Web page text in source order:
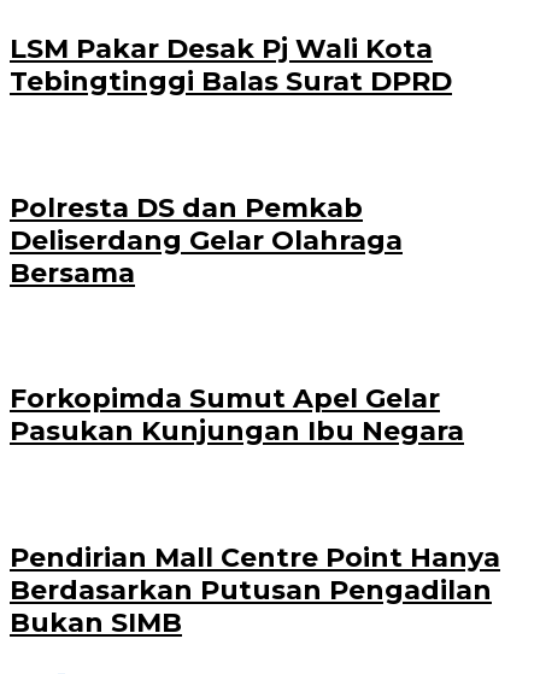
LSM Pakar Desak Pj Wali Kota
Tebingtinggi Balas Surat DPRD
Polresta DS dan Pemkab
Deliserdang Gelar Olahraga
Bersama
Forkopimda Sumut Apel Gelar
Pasukan Kunjungan Ibu Negara
Pendirian Mall Centre Point Hanya
Berdasarkan Putusan Pengadilan
Bukan SIMB